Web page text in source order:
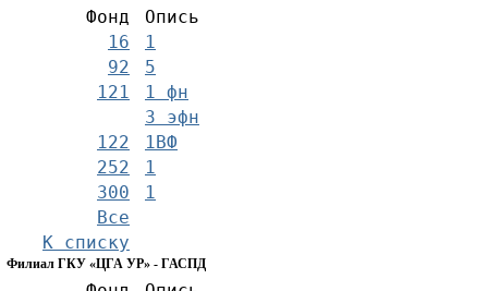
Фонд
Опись
16
1
92
5
121
1 фн
3 эфн
122
1ВФ
252
1
300
1
Все
К списку
Филиал ГКУ «ЦГА УР» - ГАСПД